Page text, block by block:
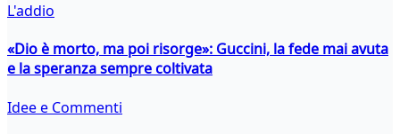
L'addio
«Dio è morto, ma poi risorge»: Guccini, la fede mai avuta
e la speranza sempre coltivata
Idee e Commenti